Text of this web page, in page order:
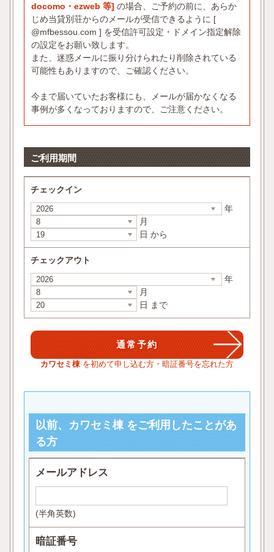
docomo・ezweb 等]の場合、ご予約の前に、あらか
じめ当貸別荘からのメールが受信できるように [
@mfbessou.com ] を受信許可設定・ドメイン指定解除
の設定をお願い致します。
また、迷惑メールに振り分けられたり削除されている
可能性もありますので、ご確認ください。
今まで届いていたお客様にも、メールが届かなくなる
事例が多くなっておりますので、ご注意ください。
ご利用期間
チェックイン
年
月
日 から
チェックアウト
年
月
日 まで
カワセミ棟 を初めて申し込む方・暗証番号を忘れた方
以前、カワセミ棟 をご利用したことがあ
る方
メールアドレス
(半角英数)
暗証番号